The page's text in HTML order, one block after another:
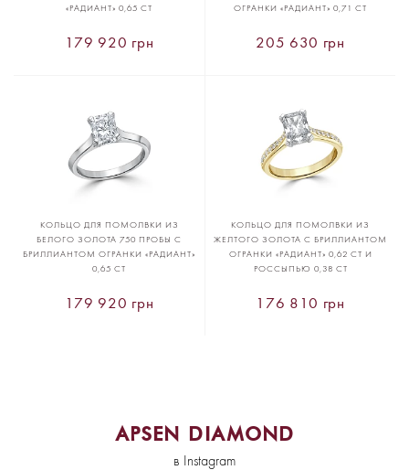
«РАДИАНТ» 0,65 CT
179 920 грн
ОГРАНКИ «РАДИАНТ» 0,71 CT
205 630 грн
КОЛЬЦО ДЛЯ ПОМОЛВКИ ИЗ
БЕЛОГО ЗОЛОТА 750 ПРОБЫ С
БРИЛЛИАНТОМ ОГРАНКИ «РАДИАНТ»
0,65 CT
179 920 грн
КОЛЬЦО ДЛЯ ПОМОЛВКИ ИЗ
ЖЕЛТОГО ЗОЛОТА С БРИЛЛИАНТОМ
ОГРАНКИ «РАДИАНТ» 0,62 CT И
РОССЫПЬЮ 0,38 CT
176 810 грн
APSEN DIAMOND
в Instagram